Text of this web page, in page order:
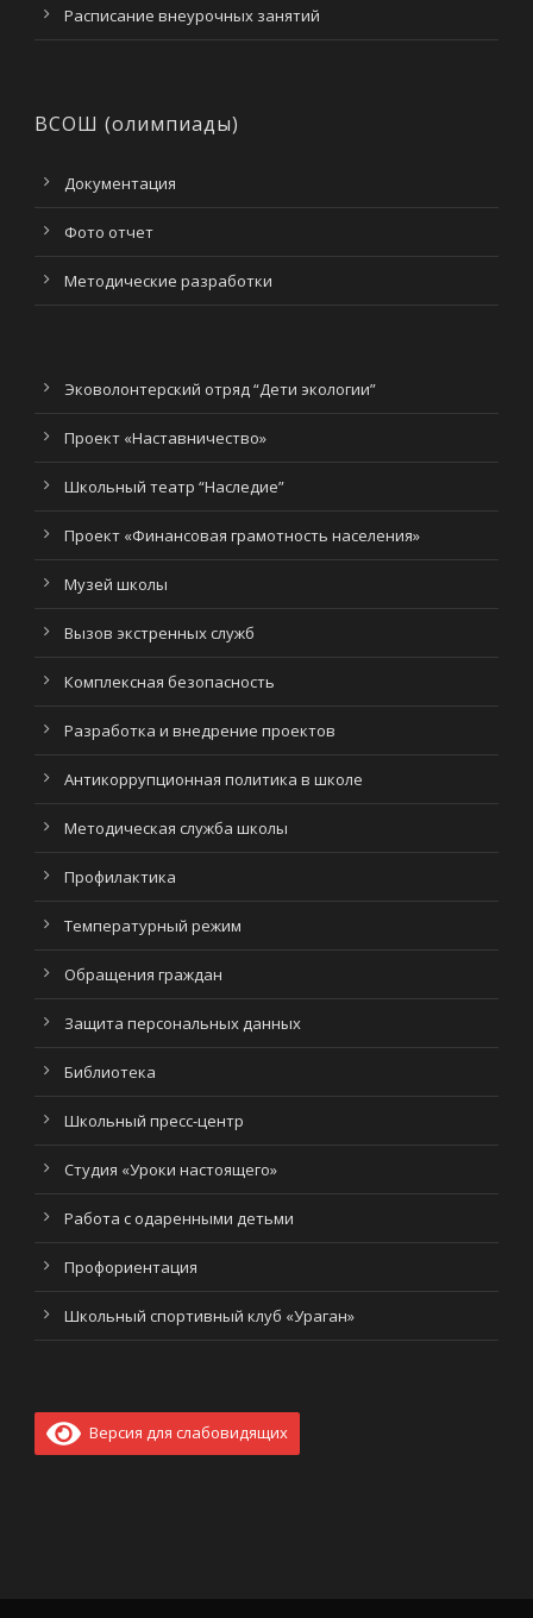
Расписание внеурочных занятий
ВСОШ (олимпиады)
Документация
Фото отчет
Методические разработки
Эковолонтерский отряд “Дети экологии”
Проект «Наставничество»
Школьный театр “Наследие”
Проект «Финансовая грамотность населения»
Музей школы
Вызов экстренных служб
Комплексная безопасность
Разработка и внедрение проектов
Антикоррупционная политика в школе
Методическая служба школы
Профилактика
Температурный режим
Обращения граждан
Защита персональных данных
Библиотека
Школьный пресс-центр
Студия «Уроки настоящего»
Работа с одаренными детьми
Профориентация
Школьный спортивный клуб «Ураган»
Версия для слабовидящих